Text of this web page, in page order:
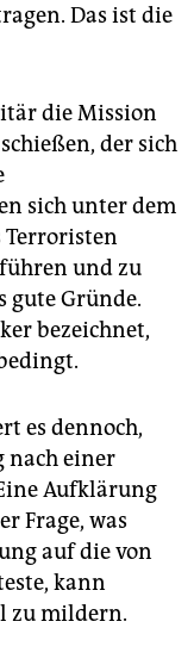
Das ist die
die Mission
der sich
sich unter dem
Terroristen
und zu
gute Gründe.
bezeichnet,
es dennoch,
nach einer
Aufklärung
Frage, was
auf die von
kann
zu mildern.